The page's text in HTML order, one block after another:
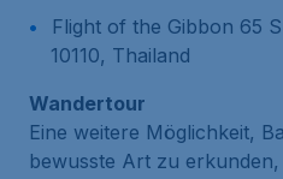
Flight of the Gibbon 65
10110, Thailand
Wandertour
Eine weitere Möglichkeit,
bewusste Art zu